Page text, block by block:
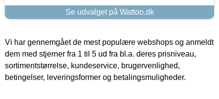
Se udvalget på Wattoo.dk
Vi har gennemgået de mest populære webshops og anmeldt
dem med stjerner fra 1 til 5 ud fra bl.a. deres prisniveau,
sortimentstørrelse, kundeservice, brugervenlighed,
betingelser, leveringsformer og betalingsmuligheder.